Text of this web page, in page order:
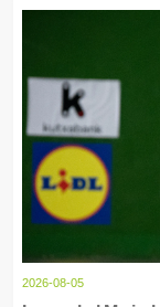
2026-08-05